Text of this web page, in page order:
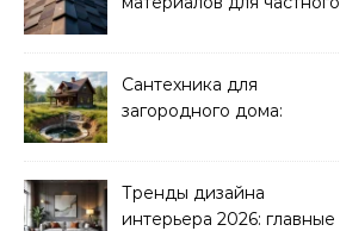
Сантехника для
загородного дома:
Тренды дизайна
интерьера 2026: главные